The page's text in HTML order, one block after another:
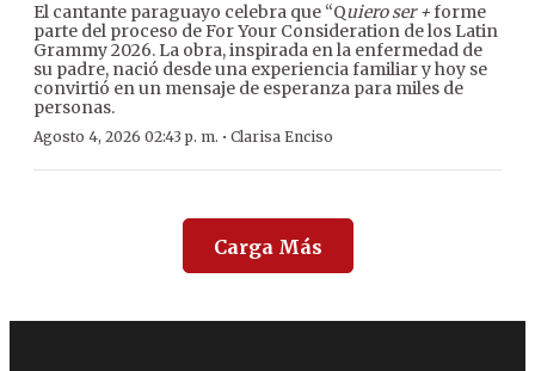
El cantante paraguayo celebra que “Quiero ser +forme
parte del proceso de For Your Consideration de los Latin
Grammy 2026. La obra, inspirada en la enfermedad de
su padre, nació desde una experiencia familiar y hoy se
convirtió en un mensaje de esperanza para miles de
personas.
Agosto 4, 2026 02:43 p. m. · Clarisa Enciso
Carga Más